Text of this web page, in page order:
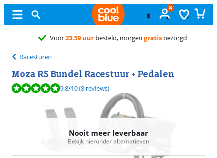
Racesturen
Moza R5 Bundel Racestuur + Pedalen
Beoordeling is 9,8 van de 10, gebaseerd op 8 reviews.
9,8/10(8 reviews)
Nooit meer leverbaar
Bekijk hieronder alternatieven